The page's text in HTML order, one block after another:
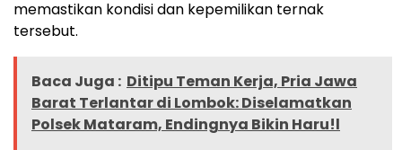
memastikan kondisi dan kepemilikan ternak
tersebut.
Baca Juga : Ditipu Teman Kerja, Pria Jawa
Barat Terlantar di Lombok: Diselamatkan
Polsek Mataram, Endingnya Bikin Haru!l